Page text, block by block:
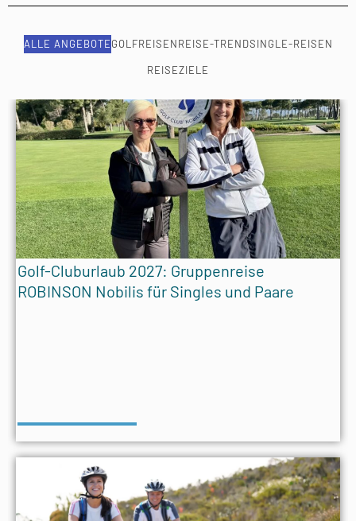
ALLE ANGEBOTEGOLFREISENREISE-TRENDSINGLE-REISEN
REISEZIELE
Golf-Cluburlaub 2027: Gruppenreise
ROBINSON Nobilis für Singles und Paare